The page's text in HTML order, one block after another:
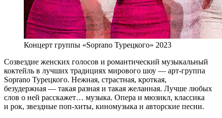
Концерт группы «Soprano Турецкого» 2023
Созвездие женских голосов и романтический музыкальный
коктейль в лучших традициях мирового шоу — арт-группа
Soprano Турецкого. Нежная, страстная, кроткая,
безудержная — такая разная и такая желанная. Лучше любых
слов о ней расскажет… музыка. Опера и мюзикл, классика
и рок, звездные поп-хиты, киномузыка и авторские песни.